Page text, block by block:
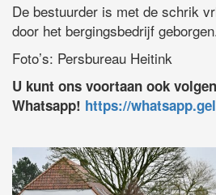
De bestuurder is met de schrik
door het bergingsbedrijf
Foto’s: Persbureau Heitink
U kunt ons voortaan ook
Whatsapp! https://